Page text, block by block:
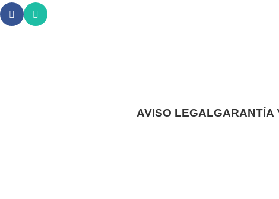
AVISO LEGALGARANTÍA